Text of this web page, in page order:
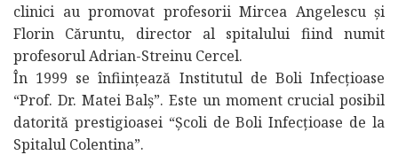
clinici au promovat profesorii Mircea Angelescu și
Florin Căruntu, director al spitalului fiind numit
profesorul Adrian-Streinu Cercel.
În 1999 se înființează Institutul de Boli Infecțioase
“Prof. Dr. Matei Balș”. Este un moment crucial posibil
datorită prestigioasei “Școli de Boli Infecțioase de la
Spitalul Colentina”.